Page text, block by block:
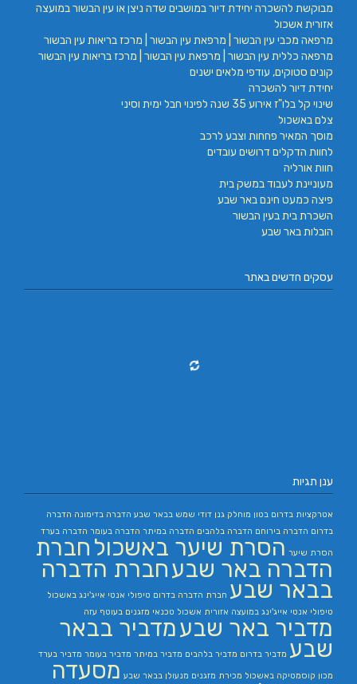
מבוקשת להשכרה יחידת דיור במושבים שדה ניצן או עין הבשור במועצה
אזורית אשכול
מרפאה מכבי עין הבשור | מרפאת עין הבשור | מרכז בריאות עין הבשור
מרפאה כללית עין הבשור | מרפאת עין הבשור | מרכז בריאות עין הבשור
קונים סטוקים, עודפי מלאים ישנים
יחידת דיור להשכרה
שינוי קל בלו"ז אירוע 35 שנה לפינוי חבל ימית וסיני
צלם באשכול
מוסך המאיר פחחות וצבע לרכב
לחוות הדקלים דרושים עובדים
חוות אורליה
מעוניינת לעבוד במשק בית
פיצה כמעט חינם באר שבע
השכרת בית בעין הבשור
הובלות באר שבע
עסקים חדשים באתר
ענן תגיות
אטרקציות בדרום בטון מוחלק גנן דודי שמש בבאר שבע הדברה בדימונה הדברה
בדרום הדברה בירוחם הדברה בלהבים הדברה במיתר הדברה בעומר הדברה בערד
הסרת שיער הסרת שיער באשכול חברת
הדברה באר שבעחברת הדברה
בבאר שבע חברת הדברה בדרום טיפולי אנטי אייג'ינג באשכול
טיפולי אנטי אייג'ינג במועצה אזורית אשכול טכנאי מזגנים בעוטף עזה
מדביר באר שבעמדביר בבאר
שבע מדביר בדרום מדביר בלהבים מדביר במיתר מדביר בעומר מדביר בערד
מכון קוסמטיקה באשכול מכירת מזגנים מנעולן בבאר שבע מסעדה